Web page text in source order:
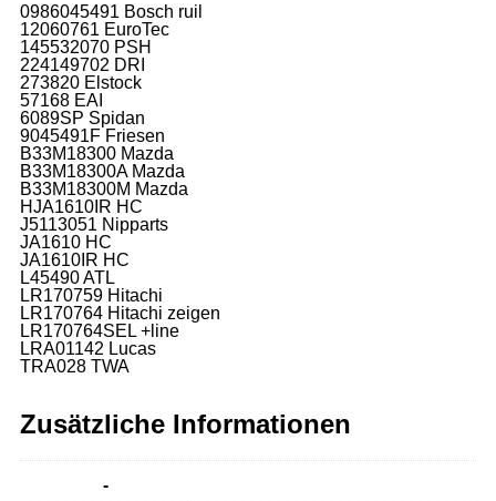
0986045491 Bosch ruil
12060761 EuroTec
145532070 PSH
224149702 DRI
273820 Elstock
57168 EAI
6089SP Spidan
9045491F Friesen
B33M18300 Mazda
B33M18300A Mazda
B33M18300M Mazda
HJA1610IR HC
J5113051 Nipparts
JA1610 HC
JA1610IR HC
L45490 ATL
LR170759 Hitachi
LR170764 Hitachi zeigen
LR170764SEL +line
LRA01142 Lucas
TRA028 TWA
Zusätzliche Informationen
-